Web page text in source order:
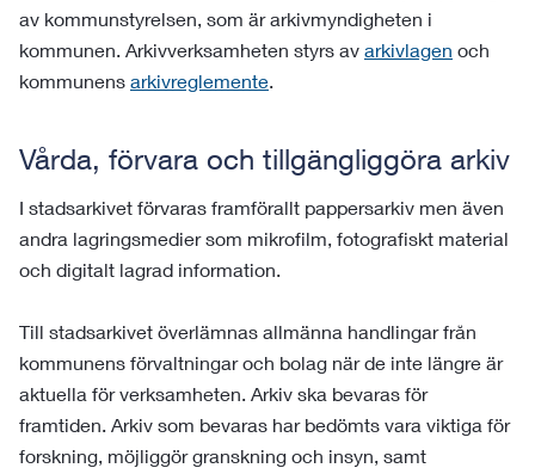
av kommunstyrelsen, som är arkivmyndigheten i
kommunen. Arkivverksamheten styrs av arkivlagen och
kommunens arkivreglemente.
Vårda, förvara och tillgängliggöra arkiv
I stadsarkivet förvaras framförallt pappersarkiv men även
andra lagringsmedier som mikrofilm, fotografiskt material
och digitalt lagrad information.
Till stadsarkivet överlämnas allmänna handlingar från
kommunens förvaltningar och bolag när de inte längre är
aktuella för verksamheten. Arkiv ska bevaras för
framtiden. Arkiv som bevaras har bedömts vara viktiga för
forskning, möjliggör granskning och insyn, samt